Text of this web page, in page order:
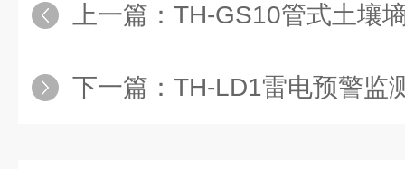
上一篇： TH-GS10管式土壤
下一篇： TH-LD1雷电预警监